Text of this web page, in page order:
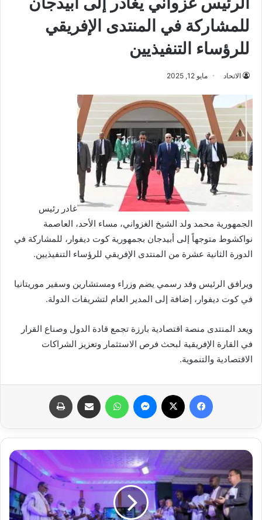
للمشاركة في المنتدى الإفريقي
للرؤساء التنفيذيين
الاتحاد مايو 12, 2025
غادر رئيس
الجمهورية محمد ولد الشيخ الغزواني، مساء الأحد، العاصمة
نواكشوط متوجهاً إلى أبيدجان بجمهورية كوت ديفوار، للمشاركة في
الدورة الثانية عشرة من المنتدى الإفريقي للرؤساء التنفيذيين.
ويرافق الرئيس وفد رسمي يضم وزراء ومستشارين وسفير موريتانيا
في كوت ديفوار، إضافة إلى المدير العام لتشريفات الدولة.
ويعد المنتدى منصة اقتصادية بارزة تجمع قادة الدول وصناع القرار
في القارة الإفريقية لبحث فرص الاستثمار وتعزيز الشراكات
الاقتصادية والتنموية.
فيسبوك ماسنجر واتساب مشاركة عبر البريد